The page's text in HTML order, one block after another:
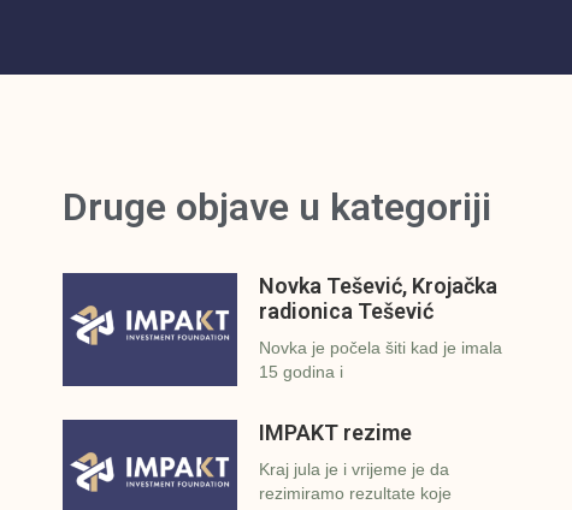
Druge objave u kategoriji
Novka Tešević, Krojačka
radionica Tešević
Novka je počela šiti kad je imala
15 godina i
IMPAKT rezime
Kraj jula je i vrijeme je da
rezimiramo rezultate koje